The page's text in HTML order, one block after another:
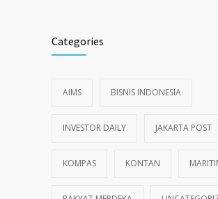
Categories
AIMS BISNIS INDONESIA
INVESTOR DAILY JAKARTA POST
KOMPAS KONTAN